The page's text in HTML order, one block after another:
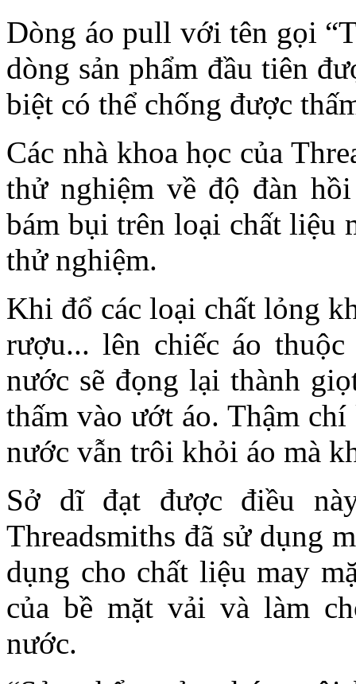
Dòng áo pull với tên gọi
dòng sản phẩm đầu tiên
biệt có thể chống được
Các nhà khoa học của
thử nghiệm về độ đàn
bám bụi trên loại chất liệu
thử nghiệm.
Khi đổ các loại chất lỏng
rượu... lên chiếc áo thuộc
nước sẽ đọng lại thành
thấm vào ướt áo. Thậm
nước vẫn trôi khỏi áo mà
Sở dĩ đạt được điều
Threadsmiths đã sử dụng
dụng cho chất liệu may
của bề mặt vải và làm
nước.